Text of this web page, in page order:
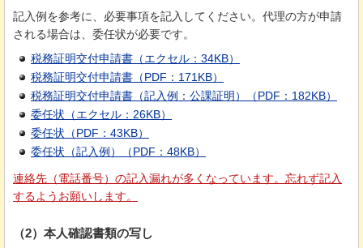
記入例を参考に、必要事項を記入してください。代理の方が申請
される場合は、委任状が必要です。
税務証明交付申請書（エクセル：34KB）
税務証明交付申請書（PDF：171KB）
税務証明交付申請書（記入例：公課証明）（PDF：182KB）
委任状（エクセル：26KB）
委任状（PDF：43KB）
委任状（記入例）（PDF：48KB）
連絡先（電話番号）の記入漏れが多くなっています。忘れず記入
するようお願いします。
（2）本人確認書類の写し